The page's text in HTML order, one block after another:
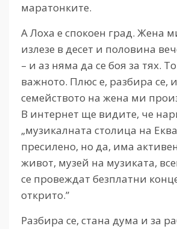
маратонките.
А Лоха е спокоен град. Жена
излезе в десет и половина
– и аз няма да се боя за тях.
важното. Плюс е, разбира се,
семейството на жена ми
В интернет ще видите, че
„музикалната столица на
пресилено, но да, има
живот, музей на музиката,
се провеждат безплатни
открито.”
Разбира се, стана дума и за